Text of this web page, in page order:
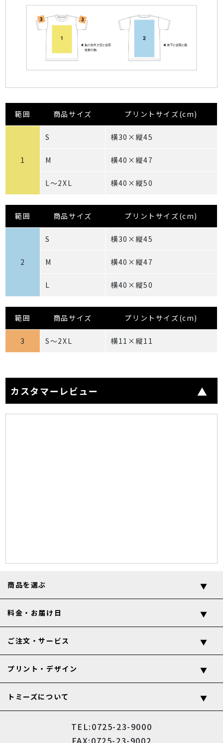
範囲 商品サイズ プリントサイズ(cm)
1
S 横30×縦45
M 横40×縦47
L～2XL 横40×縦50
範囲 商品サイズ プリントサイズ(cm)
2
S 横30×縦45
M 横40×縦47
L 横40×縦50
範囲 商品サイズ プリントサイズ(cm)
3 S～2XL 横11×縦11
カスタマーレビュー
商品を選ぶ
料金・お届け日
ご注文・サービス
プリント・デザイン
トミーズについて
TEL:0725-23-9000
FAX:0725-23-9002